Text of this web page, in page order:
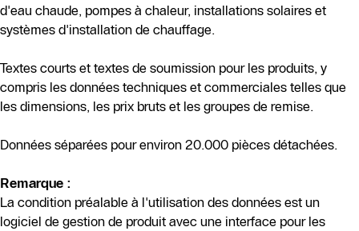
d'eau chaude, pompes à chaleur, installations solaires et
systèmes d'installation de chauffage.
Textes courts et textes de soumission pour les produits, y
compris les données techniques et commerciales telles que
les dimensions, les prix bruts et les groupes de remise.
Données séparées pour environ 20.000 pièces détachées.
Remarque :
La condition préalable à l'utilisation des données est un
logiciel de gestion de produit avec une interface pour les